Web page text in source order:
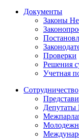
Документы
Законы
Проверки
Решения
Учетная
Сотрудничество